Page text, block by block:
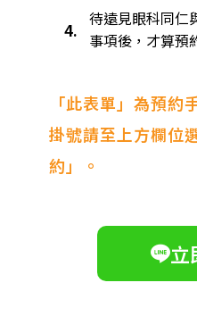
4. 待遠見眼科同仁
事項後，才算預
「此表單」為預約
掛號請至上方欄位
約」。
立